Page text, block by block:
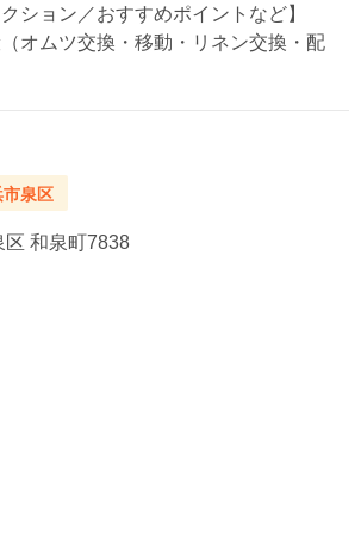
ション／おすすめポイントなど】
オムツ交換・移動・リネン交換・配
市泉区
区 和泉町7838